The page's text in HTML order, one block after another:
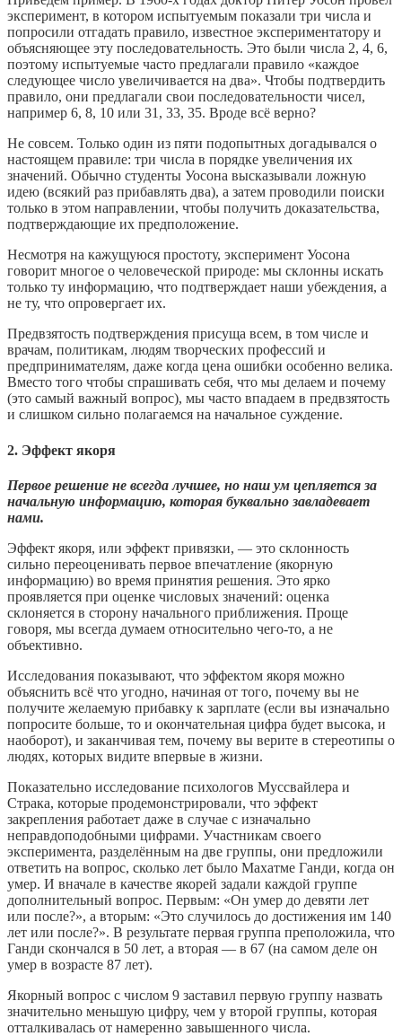
эксперимент, в котором испытуемым показали три числа и
попросили отгадать правило, известное экспериментатору и
объясняющее эту последовательность. Это были числа 2, 4, 6,
поэтому испытуемые часто предлагали правило «каждое
следующее число увеличивается на два». Чтобы подтвердить
правило, они предлагали свои последовательности чисел,
например 6, 8, 10 или 31, 33, 35. Вроде всё верно?
Не совсем. Только один из пяти подопытных догадывался о
настоящем правиле: три числа в порядке увеличения их
значений. Обычно студенты Уосона высказывали ложную
идею (всякий раз прибавлять два), а затем проводили поиски
только в этом направлении, чтобы получить доказательства,
подтверждающие их предположение.
Несмотря на кажущуюся простоту, эксперимент Уосона
говорит многое о человеческой природе: мы склонны искать
только ту информацию, что подтверждает наши убеждения, а
не ту, что опровергает их.
Предвзятость подтверждения присуща всем, в том числе и
врачам, политикам, людям творческих профессий и
предпринимателям, даже когда цена ошибки особенно велика.
Вместо того чтобы спрашивать себя, что мы делаем и почему
(это самый важный вопрос), мы часто впадаем в предвзятость
и слишком сильно полагаемся на начальное суждение.
2. Эффект якоря
Первое решение не всегда лучшее, но наш ум цепляется за
начальную информацию, которая буквально завладевает
нами.
Эффект якоря, или эффект привязки, — это склонность
сильно переоценивать первое впечатление (якорную
информацию) во время принятия решения. Это ярко
проявляется при оценке числовых значений: оценка
склоняется в сторону начального приближения. Проще
говоря, мы всегда думаем относительно чего-то, а не
объективно.
Исследования показывают, что эффектом якоря можно
объяснить всё что угодно, начиная от того, почему вы не
получите желаемую прибавку к зарплате (если вы изначально
попросите больше, то и окончательная цифра будет высока, и
наоборот), и заканчивая тем, почему вы верите в стереотипы о
людях, которых видите впервые в жизни.
Показательно исследование психологов Муссвайлера и
Страка, которые продемонстрировали, что эффект
закрепления работает даже в случае с изначально
неправдоподобными цифрами. Участникам своего
эксперимента, разделённым на две группы, они предложили
ответить на вопрос, сколько лет было Махатме Ганди, когда он
умер. И вначале в качестве якорей задали каждой группе
дополнительный вопрос. Первым: «Он умер до девяти лет
или после?», а вторым: «Это случилось до достижения им 140
лет или после?». В результате первая группа преположила, что
Ганди скончался в 50 лет, а вторая — в 67 (на самом деле он
умер в возрасте 87 лет).
Якорный вопрос с числом 9 заставил первую группу назвать
значительно меньшую цифру, чем у второй группы, которая
отталкивалась от намеренно завышенного числа.